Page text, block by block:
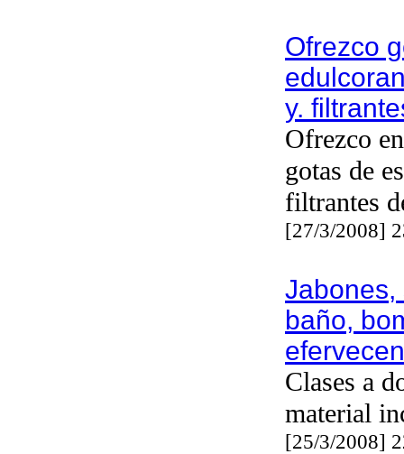
Ofrezco
y.
Ofrezco
gotas de
filtrantes
[27/3/2008]
Jabones,
baño,
Clases a
material
[25/3/2008]